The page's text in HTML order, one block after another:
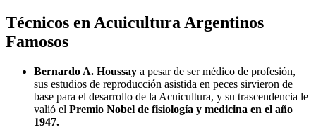
Técnicos en Acuicultura Argentinos
Famosos
Bernardo A. Houssay a pesar de ser médico de profesión,
sus estudios de reproducción asistida en peces sirvieron de
base para el desarrollo de la Acuicultura, y su trascendencia le
valió el Premio Nobel de fisiología y medicina en el año
1947.